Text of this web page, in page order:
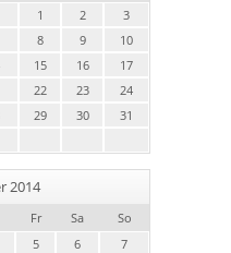
1 2
3
8 9
10
15 16
17
22 23
24
29 30 31
2014
Fr Sa
So
5 6
7